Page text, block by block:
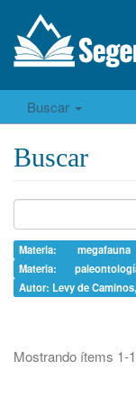
Buscar
Buscar
Materia:
Materia:
Autor: Levy de
Mostrando ítems 1-